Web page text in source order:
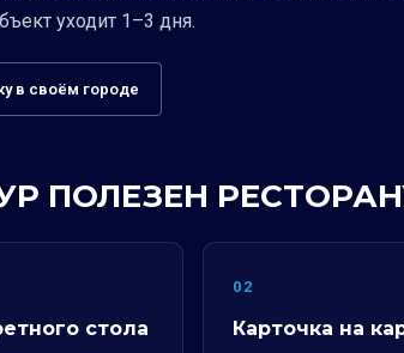
уходит 1–3 дня.
в своём городе
ПОЛЕЗЕН
стола
02
Карточка на